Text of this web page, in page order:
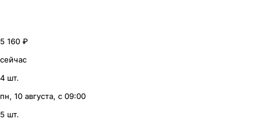
5 160 ₽
сейчас
4 шт.
пн, 10 августа, с 09:00
5 шт.